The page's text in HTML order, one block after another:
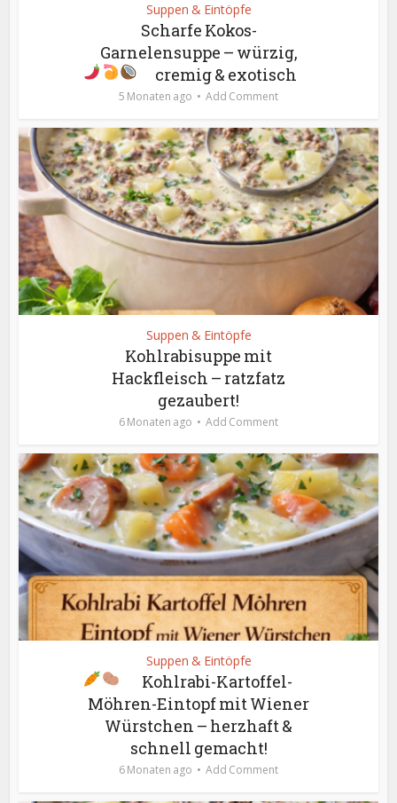
Suppen & Eintöpfe
Scharfe Kokos-
Garnelensuppe – würzig,
cremig & exotisch
5 Monaten ago Add Comment
Suppen & Eintöpfe
Kohlrabisuppe mit
Hackfleisch – ratzfatz
gezaubert!
6 Monaten ago Add Comment
Suppen & Eintöpfe
Kohlrabi-Kartoffel-
Möhren-Eintopf mit Wiener
Würstchen – herzhaft &
schnell gemacht!
6 Monaten ago Add Comment